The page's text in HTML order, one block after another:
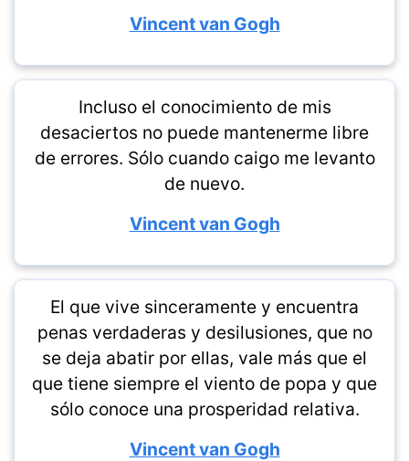
Vincent van Gogh
Incluso el conocimiento de mis
desaciertos no puede mantenerme libre
de errores. Sólo cuando caigo me levanto
de nuevo.
Vincent van Gogh
El que vive sinceramente y encuentra
penas verdaderas y desilusiones, que no
se deja abatir por ellas, vale más que el
que tiene siempre el viento de popa y que
sólo conoce una prosperidad relativa.
Vincent van Gogh